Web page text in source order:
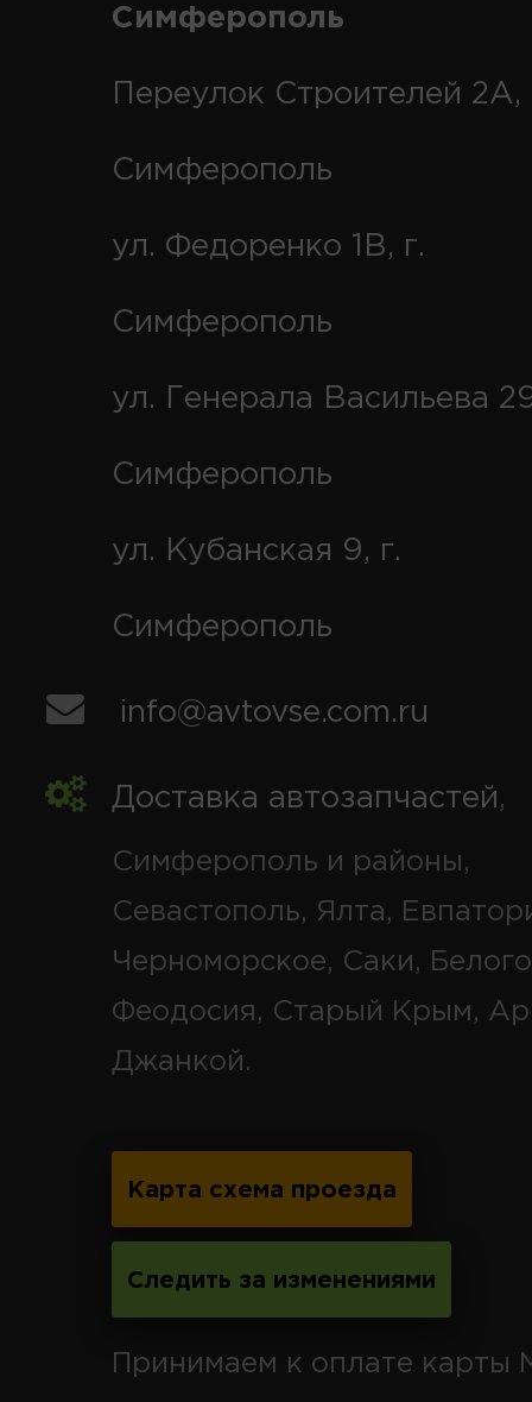
Симферополь
Переулок Строителей 2А,
Симферополь
ул. Федоренко 1В, г.
Симферополь
ул. Генерала Васильева
Симферополь
ул. Кубанская 9, г.
Симферополь
info@avtovse.com.ru
Доставка автозапчастей,
Симферополь и районы,
Севастополь, Ялта,
Черноморское, Саки,
Феодосия, Старый Крым,
Джанкой.
Карта схема проезда
Следить за изменениями
Принимаем к оплате карты